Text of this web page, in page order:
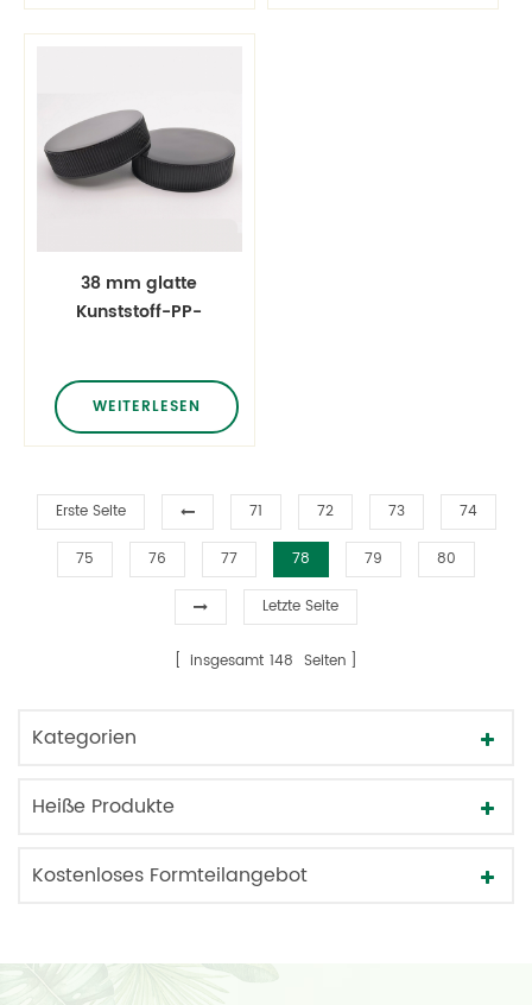
Soßenverschluss
Lotion
38 mm glatte
Kunststoff-PP-
gerippte 38-410
Kunststoff-
Schraubdeckel
WEITERLESEN
Erste Seite 71 72 73 74
75 76 77 78 79 80
Letzte Seite
insgesamt 148 Seiten
Kategorien
Heiße Produkte
Kostenloses Formteilangebot